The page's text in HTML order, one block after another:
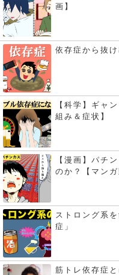
画】
依存症から抜
【科学】ギャ
組み＆症状】
【漫画】パチ
のか？【マンガ
ストロング系
症」
筋トレ依存症